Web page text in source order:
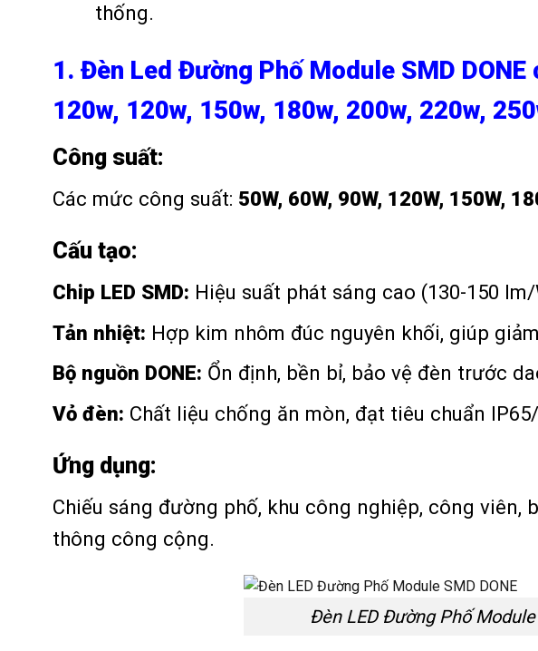
thống.
1. Đèn Led Đường Phố Module SMD
120w, 120w, 150w, 180w, 200w, 220w,
Công suất:
Các mức công suất: 50W, 60W, 90W, 120W, 150W,
Cấu tạo:
Chip LED SMD: Hiệu suất phát sáng cao (130-150
Tản nhiệt: Hợp kim nhôm đúc nguyên khối, giúp
Bộ nguồn DONE: Ổn định, bền bỉ, bảo vệ đèn trước
Vỏ đèn: Chất liệu chống ăn mòn, đạt tiêu chuẩn
Ứng dụng:
Chiếu sáng đường phố, khu công nghiệp, công viên,
thông công cộng.
Đèn LED Đường Phố Module